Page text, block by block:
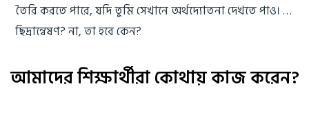
তৈরি করতে পারে, যদি তুমি সেখানে অর্থদ্যোতনা দেখতে পাও। …
ছিদ্রান্বেষণ? না, তা হবে কেন?
আমাদের শিক্ষার্থীরা কোথায় কাজ করেন?